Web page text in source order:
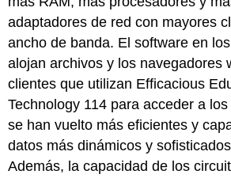
adaptadores de red con mayores
ancho de banda. El software en
alojan archivos y los navegadores
clientes que utilizan Efficacious
Technology 114 para acceder a
se han vuelto más eficientes y
datos más dinámicos y
Además, la capacidad de los